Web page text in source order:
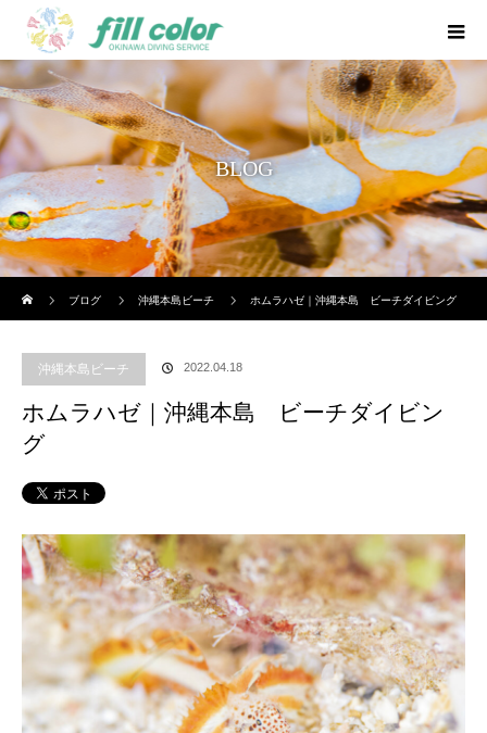
BLOG
ブログ
沖縄本島ビーチ ホムラハゼ｜沖縄本島 ビーチダイビング
沖縄本島ビーチ 2022.04.18
ホムラハゼ｜沖縄本島 ビーチダイビン
グ